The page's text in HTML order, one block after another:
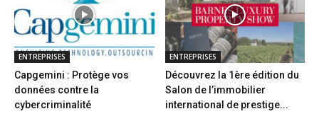
ENTREPRISES
Capgemini : Protège vos
données contre la
cybercriminalité
ENTREPRISES
Découvrez la 1ère édition du
Salon de l’immobilier
international de prestige...